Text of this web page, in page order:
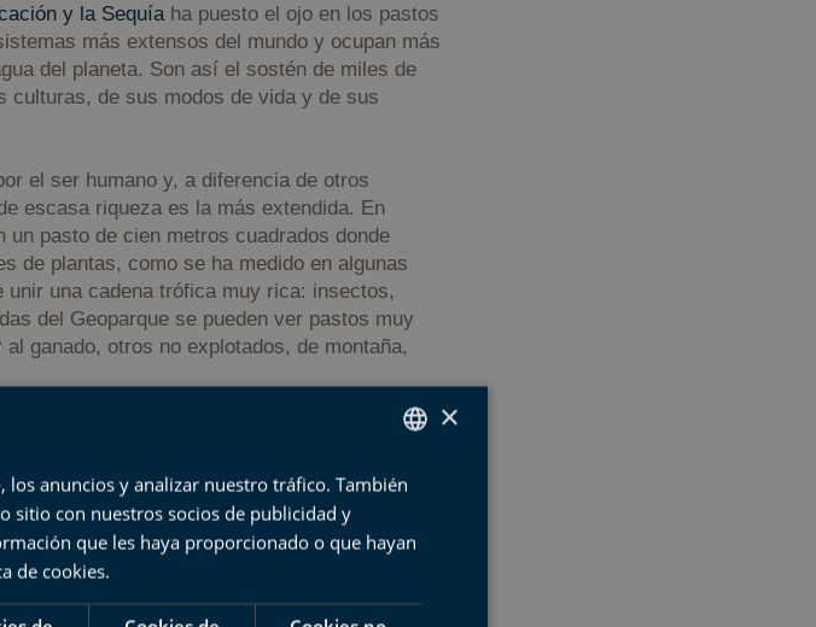
y la Sequía ha puesto el ojo en los pastos
más extensos del mundo y ocupan más
del planeta. Son así el sostén de miles de
culturas, de sus modos de vida y de sus
el ser humano y, a diferencia de otros
escasa riqueza es la más extendida. En
pasto de cien metros cuadrados donde
de plantas, como se ha medido en algunas
una cadena trófica muy rica: insectos,
del Geoparque se pueden ver pastos muy
ganado, otros no explotados, de montaña,
SPANISH
FRENCH
×
anuncios y analizar nuestro tráfico. También
sitio con nuestros socios de publicidad y
que les haya proporcionado o que hayan
de cookies.